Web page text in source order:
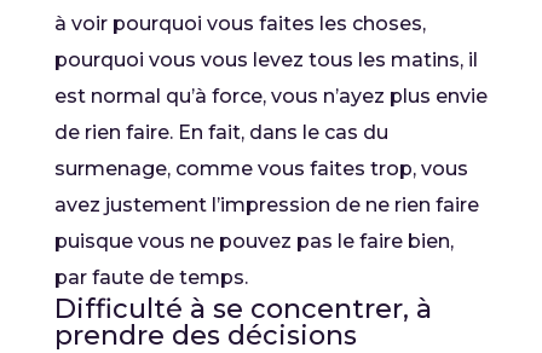
à voir pourquoi vous faites les choses,
pourquoi vous vous levez tous les matins, il
est normal qu’à force, vous n’ayez plus envie
de rien faire. En fait, dans le cas du
surmenage, comme vous faites trop, vous
avez justement l’impression de ne rien faire
puisque vous ne pouvez pas le faire bien,
par faute de temps.
Difficulté à se concentrer, à
prendre des décisions